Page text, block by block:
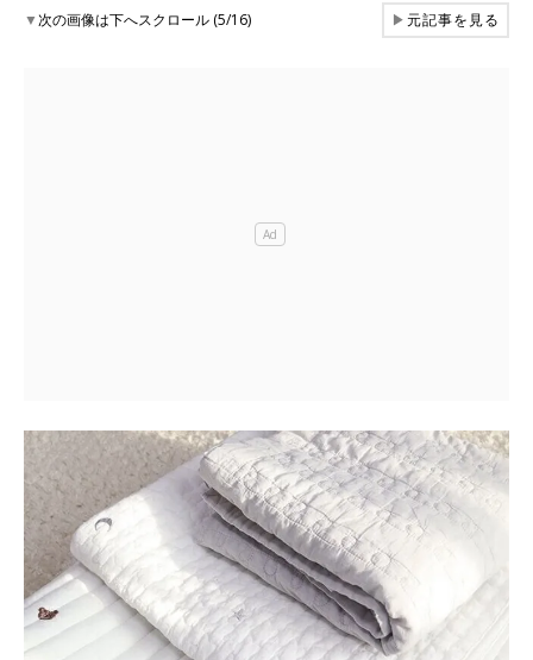
▼次の画像は下へスクロール (5/16) ▶元記事を見る